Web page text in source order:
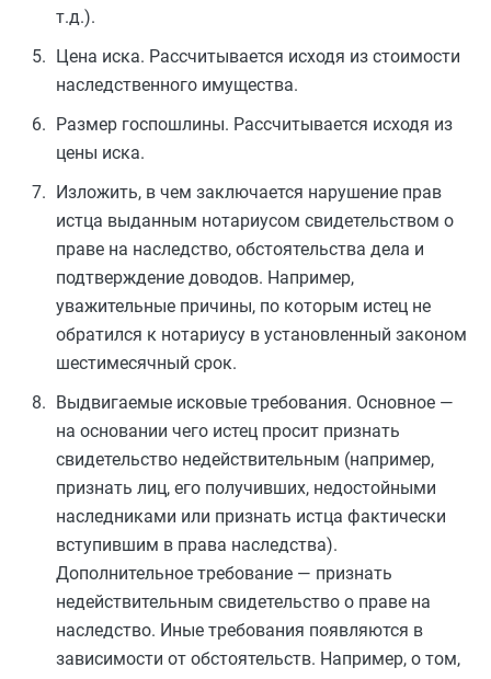
т.д.).
Цена иска. Рассчитывается исходя из стоимости
наследственного имущества.
Размер госпошлины. Рассчитывается исходя из
цены иска.
Изложить, в чем заключается нарушение прав
истца выданным нотариусом свидетельством о
праве на наследство, обстоятельства дела и
подтверждение доводов. Например,
уважительные причины, по которым истец не
обратился к нотариусу в установленный законом
шестимесячный срок.
Выдвигаемые исковые требования. Основное —
на основании чего истец просит признать
свидетельство недействительным (например,
признать лиц, его получивших, недостойными
наследниками или признать истца фактически
вступившим в права наследства).
Дополнительное требование — признать
недействительным свидетельство о праве на
наследство. Иные требования появляются в
зависимости от обстоятельств. Например, о том,